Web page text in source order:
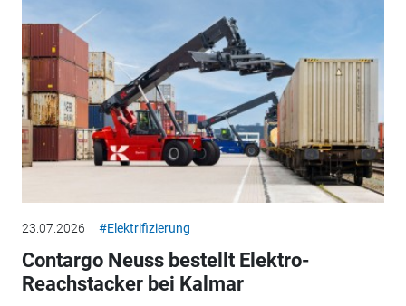
23.07.2026 #Elektrifizierung
Contargo Neuss bestellt Elektro-
Reachstacker bei Kalmar